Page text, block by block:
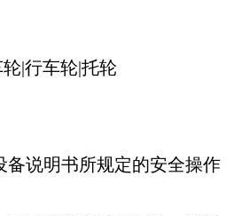
说明书所规定的安全操作